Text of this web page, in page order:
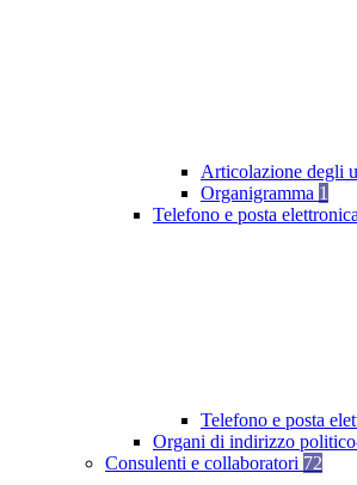
Articolazione degli
Organigramma 1
Telefono e posta elettronica
Telefono e posta
Organi di indirizzo
Consulenti e collaboratori 72